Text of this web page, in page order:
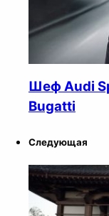
Шеф Audi
Bugatti
Следующая